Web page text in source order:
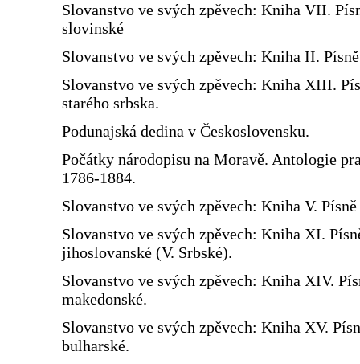
Slovanstvo ve svých zpěvech: Kniha VII.
slovinské
Slovanstvo ve svých zpěvech: Kniha II.
Slovanstvo ve svých zpěvech: Kniha XIII.
starého srbska.
Podunajská dedina v Československu.
Počátky národopisu na Moravě. Antologie
1786-1884.
Slovanstvo ve svých zpěvech: Kniha V.
Slovanstvo ve svých zpěvech: Kniha XI.
jihoslovanské (V. Srbské).
Slovanstvo ve svých zpěvech: Kniha XIV.
makedonské.
Slovanstvo ve svých zpěvech: Kniha XV.
bulharské.